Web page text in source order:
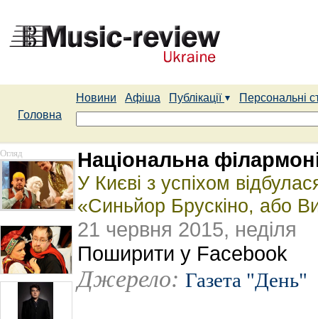
Новини Афіша Публікації
Персональні
Головна
Огляд Національна
У Києві з успіхом
«Синьйор Брускіно, або
21 червня 2015, неділя
Поширити у Facebook
Джерело: Газета "День"